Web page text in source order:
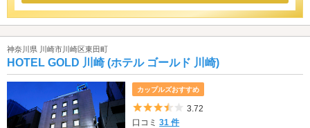
神奈川県 川崎市川崎区東田町
HOTEL GOLD 川崎 (ホテル ゴールド 川崎)
カップルズおすすめ
5つ星のうち3.5
3.72
口コミ31 件